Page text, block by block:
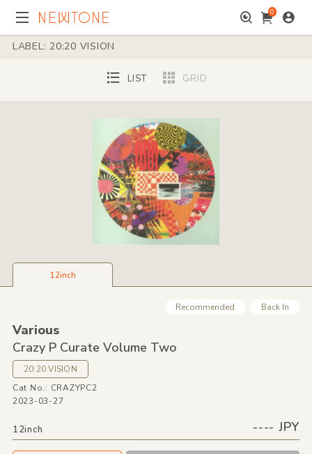
0
LABEL: 20:20 VISION
LIST GRID
12inch
Recommended Back In
Various
Crazy P Curate Volume Two
20:20 VISION
Cat No.: CRAZYPC2
2023-03-27
12inch ---- JPY